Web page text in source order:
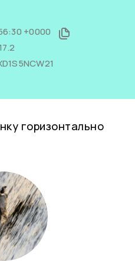
+0000
горизонтально